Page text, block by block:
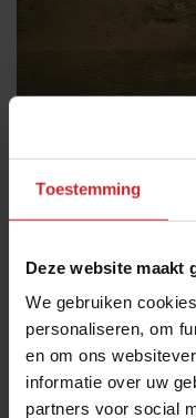
Toestemming
Deze website maakt
We gebruiken
personaliseren, om
en om ons
informatie over uw
partners voor social